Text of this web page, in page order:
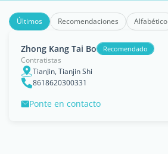
Últimos Recomendaciones Alfabético
Zhong Kang Tai Bo Recomendado
Contratistas
TianJin, Tianjin Shi
8618620300331
Ponte en contacto